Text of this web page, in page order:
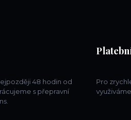
48 hodin od
s přepravní
Pro